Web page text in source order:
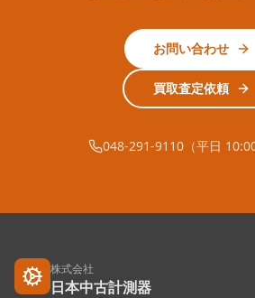
お問い合わせ
買取査定依頼
048-291-9110（平日
株式会社
日本中古計測器